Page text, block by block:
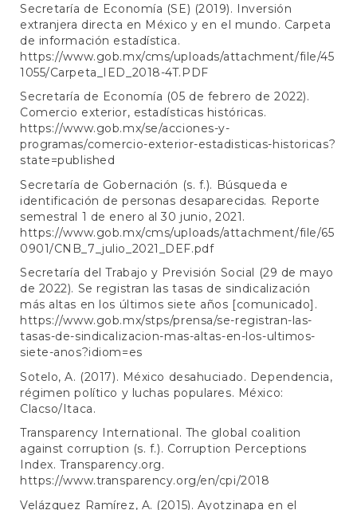
Secretaría de Economía (SE) (2019). Inversión
extranjera directa en México y en el mundo. Carpeta
de información estadística.
https://www.gob.mx/cms/uploads/attachment/file/45
1055/Carpeta_IED_2018-4T.PDF
Secretaría de Economía (05 de febrero de 2022).
Comercio exterior, estadísticas históricas.
https://www.gob.mx/se/acciones-y-
programas/comercio-exterior-estadisticas-historicas?
state=published
Secretaría de Gobernación (s. f.). Búsqueda e
identificación de personas desaparecidas. Reporte
semestral 1 de enero al 30 junio, 2021.
https://www.gob.mx/cms/uploads/attachment/file/65
0901/CNB_7_julio_2021_DEF.pdf
Secretaría del Trabajo y Previsión Social (29 de mayo
de 2022). Se registran las tasas de sindicalización
más altas en los últimos siete años [comunicado].
https://www.gob.mx/stps/prensa/se-registran-las-
tasas-de-sindicalizacion-mas-altas-en-los-ultimos-
siete-anos?idiom=es
Sotelo, A. (2017). México desahuciado. Dependencia,
régimen político y luchas populares. México:
Clacso/Itaca.
Transparency International. The global coalition
against corruption (s. f.). Corruption Perceptions
Index. Transparency.org.
https://www.transparency.org/en/cpi/2018
Velázquez Ramírez, A. (2015). Ayotzinapa en el